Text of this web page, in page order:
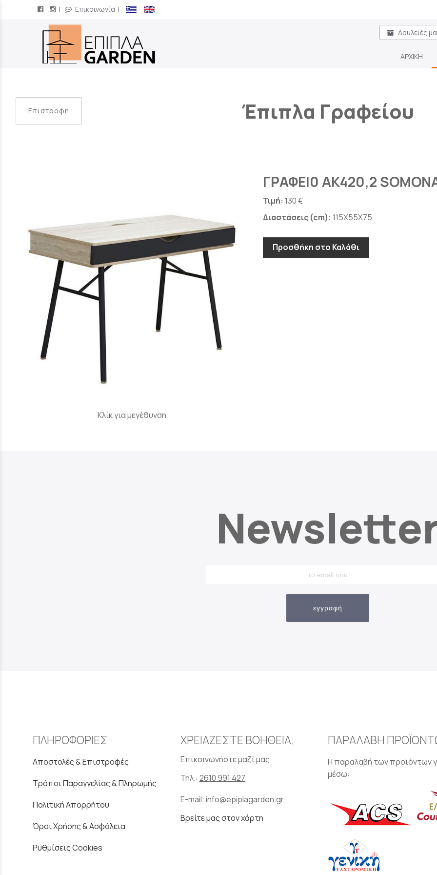
| Επικοινωνία |
Δουλειές
/
ΑΡΧΙΚΗ
Έπιπλα Γραφείου
Επιστροφή
Κλίκ για μεγέθυνση
ΓΡΑΦΕΙ0 ΑΚ420,2
Τιμή: 130 €
Διαστάσεις (cm): 115X55X75
Προσθήκη στο Καλάθι
εγγραφή
ΠΛΗΡΟΦΟΡΙΕΣ
Αποστολές & Επιστροφές
Τρόποι Παραγγελίας & Πληρωμής
Πολιτική Απορρήτου
Όροι Χρήσης & Ασφάλεια
Ρυθμίσεις Cookies
ΧΡΕΙΑΖΕΣΤΕ ΒΟΗΘΕΙΑ;
Επικοινωνήστε μαζί μας
Τηλ.: 2610 991 427
E-mail: info@epiplagarden.gr
Βρείτε μας στον χάρτη
ΠΑΡΑΛΑΒΗ
Η παραλαβή των προϊόντων
μέσω: